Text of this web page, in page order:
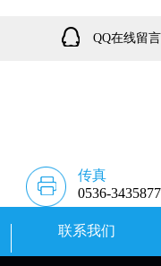
QQ在线留言
传真
0536-3435877
联系我们